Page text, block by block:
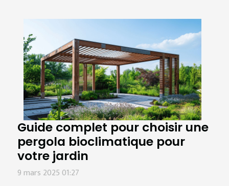
Guide complet pour choisir une
pergola bioclimatique pour
votre jardin
9 mars 2025 01:27